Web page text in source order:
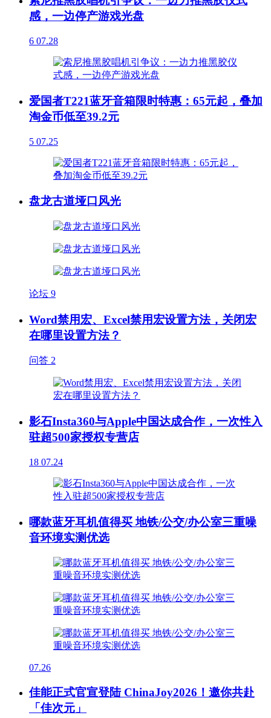
感，一边停产游戏光盘
6 07.28
爱国者T221蓝牙音箱限时特惠：65元起，叠加
淘金币低至39.2元
5 07.25
盘龙古道垭口风光
论坛 9
Word禁用宏、Excel禁用宏设置方法，关闭宏
在哪里设置方法？
问答 2
影石Insta360与Apple中国达成合作，一次性入
驻超500家授权专营店
18 07.24
哪款蓝牙耳机值得买 地铁/公交/办公室三重噪
音环境实测优选
07.26
佳能正式官宣登陆 ChinaJoy2026！邀你共赴
「佳次元」